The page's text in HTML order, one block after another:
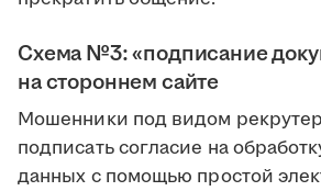
Схема №3: «подписание
на стороннем сайте
Мошенники под видом
подписать согласие на
данных с помощью простой